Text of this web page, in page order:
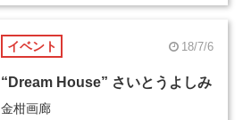
イベント 18/7/6
“Dream House” さいとうよしみ
金柑画廊